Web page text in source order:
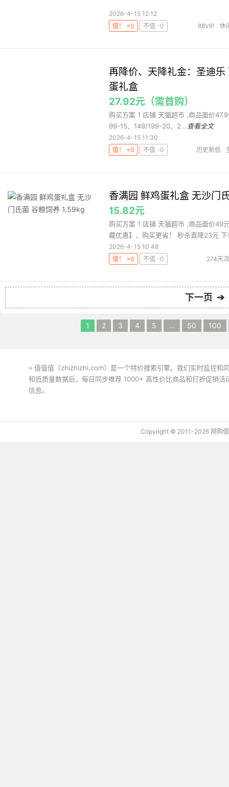
2026-4-15 12:12
值！ +0
不值 -0 88VIP 休
再降价、天降礼金：圣迪
蛋礼盒
27.92元（需首购）
购买方案 1 店铺 天猫超市 ,商品面价
99-15、149/199-20、2... 查看全文
2026-4-15 11:30
值！ +0
不值 -0 历史新低
香满园 鲜鸡蛋礼盒 无沙门
15.82元
购买方案 1 店铺 天猫超市 ,商品面价49
藏优惠】，购买更省！ 秒杀直降23元
2026-4-15 10:48
值！ +0
不值 -0 274天
下一页 ➔
1 2 3 4 5 ... 50 100
» 值值值（zhizhizhi.com）是一个特价搜索引擎。我们实时监控和
和低质量数据后，每日同步推荐 1000+ 高性价比商品和打折促销
信息。
Copyright © 2011-2026 网购